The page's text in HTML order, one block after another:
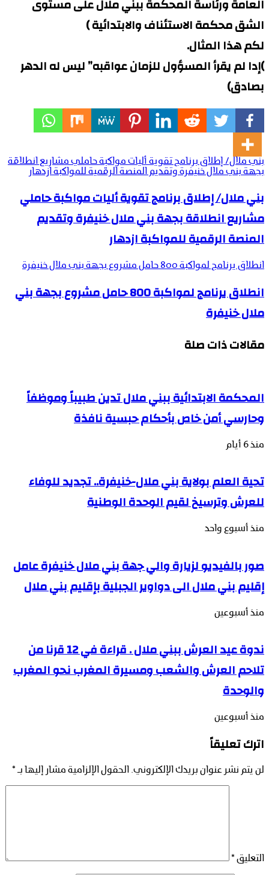
العامة ورئاسة المحكمة ببني ملال على مستوى
الشق محكمة الاستئناف والابتدائية )
لكم هذا المثال.
)إدا لم يقرأ المسؤول للزمان عواقبه” ليس له الدهر
بصادق)
بني ملال/ إطلاق برنامج تقوية أليات مواكبة حاملي مشاريع انطلاقة
بجهة بني ملال خنيفرة وتقديم المنصة الرقمية للمواكبة ازدهار
بني ملال/ إطلاق برنامج تقوية أليات مواكبة حاملي
مشاريع انطلاقة بجهة بني ملال خنيفرة وتقديم
المنصة الرقمية للمواكبة ازدهار
انطلاق يرنامج لمواكبة 800 حامل مشروع بجهة بني ملال خنيفرة
انطلاق يرنامج لمواكبة 800 حامل مشروع بجهة بني
ملال خنيفرة
مقالات ذات صلة
المحكمة الابتدائية ببني ملال تدين طبيباً وموظفاً
وحارسي أمن خاص بأحكام حبسية نافذة
منذ 6 أيام
تحية العلم بولاية بني ملال-خنيفرة.. تجديد للوفاء
للعرش وترسيخ لقيم الوحدة الوطنية
منذ أسبوع واحد
صور بالفيديو لزيارة والي جهة بني ملال خنيفرة عامل
إقليم بني ملال الى دواوير الجبلية بإقليم بني ملال
منذ أسبوعين
ندوة عيد العرش ببني ملال . قراءة في 12 قرنا من
تلاحم العرش والشعب ومسيرة المغرب نحو المغرب
والوحدة
منذ أسبوعين
اترك تعليقاً
لن يتم نشر عنوان بريدك الإلكتروني. الحقول الإلزامية مشار إليها بـ *
التعليق *